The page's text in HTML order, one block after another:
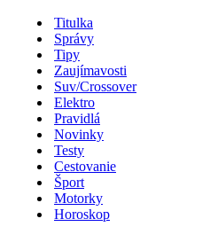
Titulka
Správy
Tipy
Zaujímavosti
Suv/Crossover
Elektro
Pravidlá
Novinky
Testy
Cestovanie
Šport
Motorky
Horoskop